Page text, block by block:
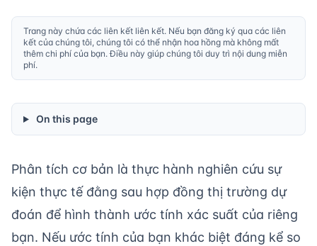
Trang này chứa các liên kết liên kết. Nếu bạn đăng ký qua các liên
kết của chúng tôi, chúng tôi có thể nhận hoa hồng mà không mất
thêm chi phí của bạn. Điều này giúp chúng tôi duy trì nội dung miễn
phí.
On this page
Phân tích cơ bản là thực hành nghiên cứu sự
kiện thực tế đằng sau hợp đồng thị trường dự
đoán để hình thành ước tính xác suất của riêng
bạn. Nếu ước tính của bạn khác biệt đáng kể so